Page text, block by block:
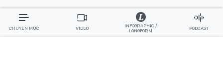
CHUYÊN MỤC VIDEO
INFOGRAPHIC /
LONGFORM
PODCAST